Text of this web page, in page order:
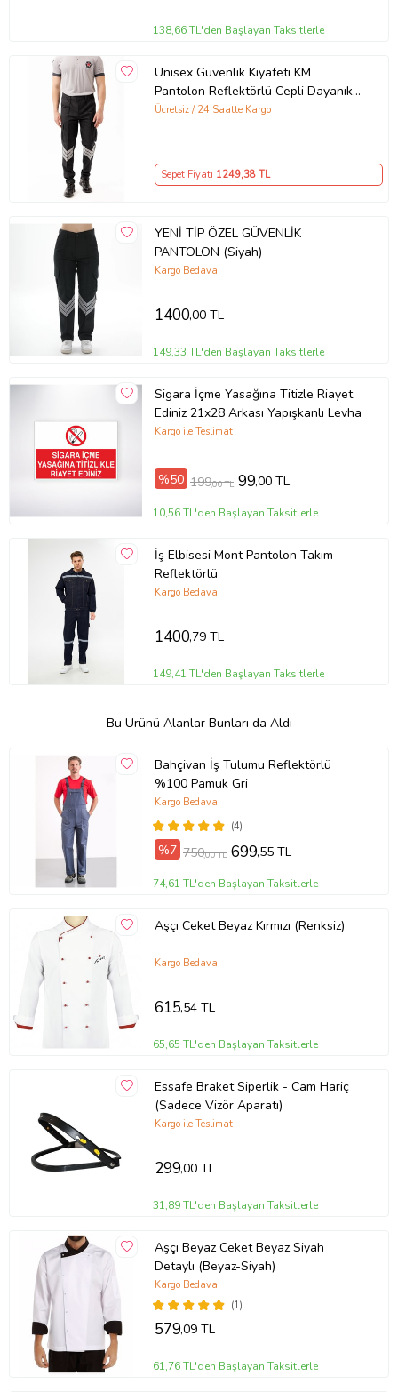
138,66 TL'den Başlayan Taksitlerle
Unisex Güvenlik Kıyafeti KM
Pantolon Reflektörlü Cepli Dayanıklı
Kumaş Özel Güvenlik Personel
Ücretsiz / 24 Saatte Kargo
Sepet Fiyatı 1249,38 TL
YENİ TİP ÖZEL GÜVENLİK
PANTOLON (Siyah)
Kargo Bedava
1400,00 TL
149,33 TL'den Başlayan Taksitlerle
Sigara İçme Yasağına Titizle Riayet
Ediniz 21x28 Arkası Yapışkanlı Levha
Kargo ile Teslimat
%50 199,00 TL 99,00 TL
10,56 TL'den Başlayan Taksitlerle
İş Elbisesi Mont Pantolon Takım
Reflektörlü
Kargo Bedava
1400,79 TL
149,41 TL'den Başlayan Taksitlerle
Bu Ürünü Alanlar Bunları da Aldı
Bahçivan İş Tulumu Reflektörlü
%100 Pamuk Gri
(4)
Kargo Bedava
%7 750,00 TL 699,55 TL
74,61 TL'den Başlayan Taksitlerle
Aşçı Ceket Beyaz Kırmızı (Renksiz)
Kargo Bedava
615,54 TL
65,65 TL'den Başlayan Taksitlerle
Essafe Braket Siperlik - Cam Hariç
(Sadece Vizör Aparatı)
Kargo ile Teslimat
299,00 TL
31,89 TL'den Başlayan Taksitlerle
Aşçı Beyaz Ceket Beyaz Siyah
Detaylı (Beyaz-Siyah)
(1)
Kargo Bedava
579,09 TL
61,76 TL'den Başlayan Taksitlerle